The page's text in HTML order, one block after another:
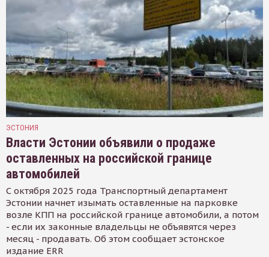
ЭСТОНИЯ
Власти Эстонии объявили о продаже
оставленных на российской границе
автомобилей
С октября 2025 года Транспортный департамент
Эстонии начнет изымать оставленные на парковке
возле КПП на российской границе автомобили, а потом
- если их законные владельцы не объявятся через
месяц - продавать. Об этом сообщает эстонское
издание ERR